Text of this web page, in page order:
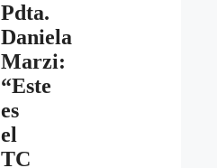
Pdta.
Daniela
Marzi:
“Este
es
el
TC